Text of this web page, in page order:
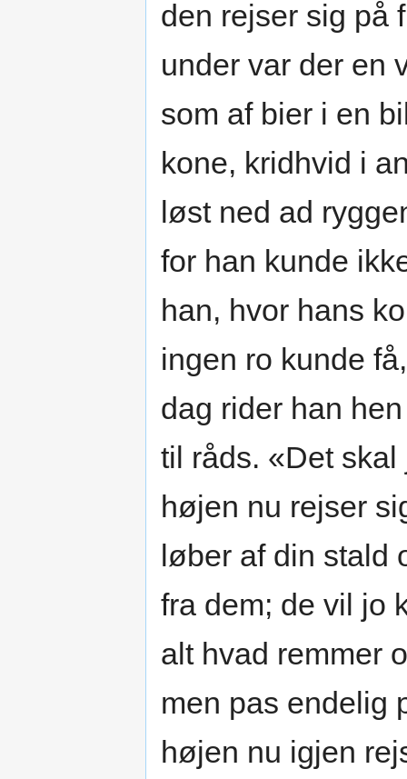
den rejser sig på
under var der en
som af bier i en
kone, kridhvid i
løst ned ad
for han kunde
han, hvor hans
ingen ro kunde
dag rider han
til råds. «Det
højen nu rejser
løber af din stald
fra dem; de vil jo
alt hvad remmer
men pas endelig
højen nu igjen